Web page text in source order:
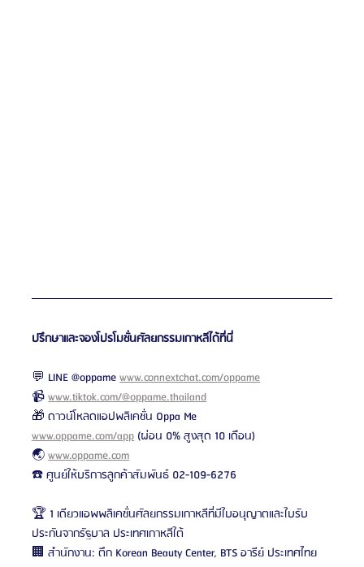
ปรึกษาและจองโปรโมชั่นศัลยกรรมเกาหลีได้ที่นี่
💬 LINE @oppame www.connextchat.com/oppame
📹 www.tiktok.com/@oppame.thailand
🎁 ดาวน์โหลดแอปพลิเคชั่น Oppa Me
www.oppame.com/app (ผ่อน 0% สูงสุด 10 เดือน)
🌏 www.oppame.com
☎️ ศูนย์ให้บริการลูกค้าสัมพันธ์ 02-109-6276
🏆 1 เดียวแอพพลิเคชั่นศัลยกรรมเกาหลีที่มีใบอนุญาตและใบรับ
ประกันจากรัฐบาล ประเทศเกาหลีใต้
🏢 สำนักงาน: ตึก Korean Beauty Center, BTS อารีย์ ประเทศไทย